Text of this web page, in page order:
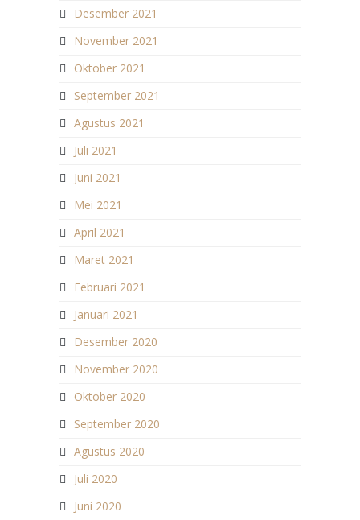
Desember 2021
November 2021
Oktober 2021
September 2021
Agustus 2021
Juli 2021
Juni 2021
Mei 2021
April 2021
Maret 2021
Februari 2021
Januari 2021
Desember 2020
November 2020
Oktober 2020
September 2020
Agustus 2020
Juli 2020
Juni 2020